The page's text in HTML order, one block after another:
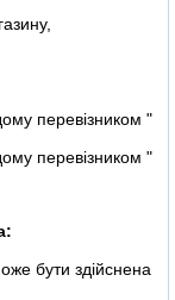
перевізником "
перевізником "
бути здійснена